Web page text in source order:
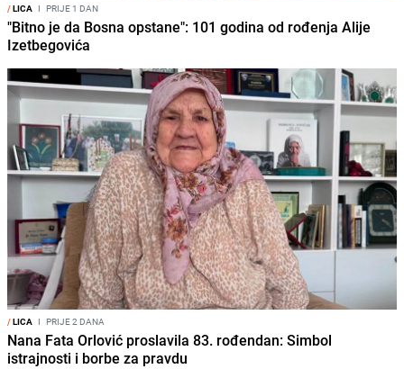
/LICA I PRIJE 1 DAN
"Bitno je da Bosna opstane": 101 godina od rođenja Alije
Izetbegovića
/LICA I PRIJE 2 DANA
Nana Fata Orlović proslavila 83. rođendan: Simbol
istrajnosti i borbe za pravdu